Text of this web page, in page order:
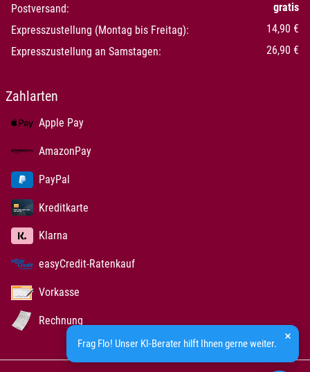
Frag Flo! Unser KI-Berater hilft Ihnen gerne weiter.
Postversand:
gratis
Expresszustellung (Montag bis Freitag):
14,90 €
Expresszustellung an Samstagen:
26,90 €
Zahlarten
Apple Pay
AmazonPay
PayPal
Kreditkarte
Klarna
easyCredit-Ratenkauf
Vorkasse
Rechnung